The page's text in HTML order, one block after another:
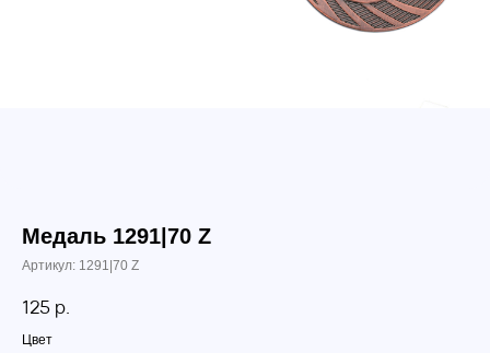
Медаль 1291|70 Z
Артикул: 1291|70 Z
125 р.
Цвет